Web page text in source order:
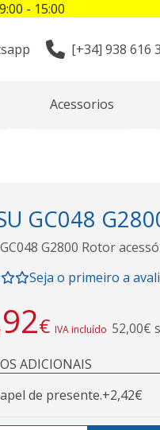
[+34] 938 616
Acessorios
GC048
G2800 Rotor
Seja o primeiro a
€ IVA incluído 52,00€
ADICIONAIS
de presente.+2,42€
- 15:00